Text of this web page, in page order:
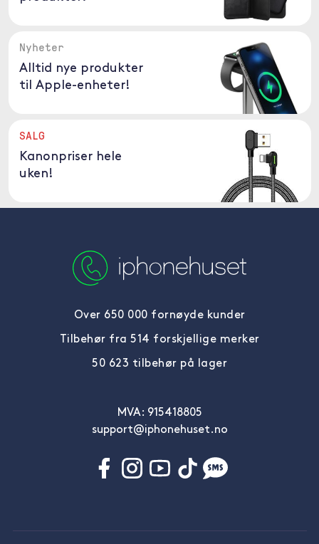
Nyheter
Alltid nye produkter
til Apple-enheter!
SALG
Kanonpriser hele
uken!
Over 650 000 fornøyde kunder
Tilbehør fra 514 forskjellige merker
50 623 tilbehør på lager
MVA: 915418805
support@iphonehuset.no